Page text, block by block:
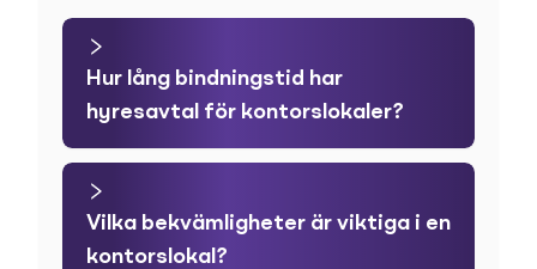
Hur lång bindningstid har
hyresavtal för kontorslokaler?
Vilka bekvämligheter är viktiga i en
kontorslokal?